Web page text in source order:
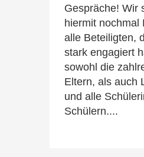
Gespräche! Wir
hiermit nochmal
alle Beteiligten,
stark engagiert
sowohl die
Eltern, als auch
und alle
Schülern....